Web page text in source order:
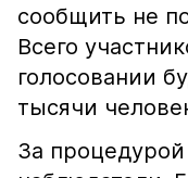
сообщить не
Всего
голосовании
тысячи
За процедурой